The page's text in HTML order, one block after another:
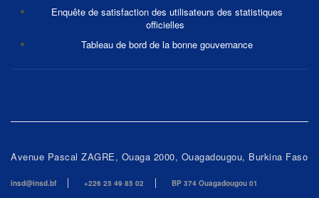
Enquête de satisfaction des utilisateurs des statistiques
officielles
Tableau de bord de la bonne gouvernance
Avenue Pascal ZAGRE, Ouaga 2000, Ouagadougou, Burkina Faso
insd@insd.bf +226 25 49 85 02 BP 374 Ouagadougou 01